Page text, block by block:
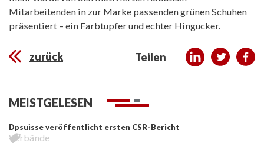
Mitarbeitenden in zur Marke passenden grünen Schuhen
präsentiert – ein Farbtupfer und echter Hingucker.
zurück Teilen
MEISTGELESEN
Dpsuisse veröffentlicht ersten CSR-Bericht
Verbände